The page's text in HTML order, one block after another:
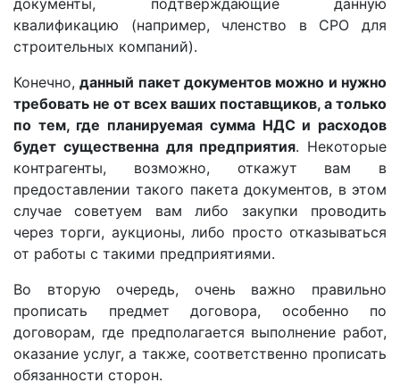
документы, подтверждающие данную
квалификацию (например, членство в СРО для
строительных компаний).
Конечно,данный пакет документов можно и нужно
требовать не от всех ваших поставщиков, а только
по тем, где планируемая сумма НДС и расходов
будет существенна для предприятия. Некоторые
контрагенты, возможно, откажут вам в
предоставлении такого пакета документов, в этом
случае советуем вам либо закупки проводить
через торги, аукционы, либо просто отказываться
от работы с такими предприятиями.
Во вторую очередь, очень важно правильно
прописать предмет договора, особенно по
договорам, где предполагается выполнение работ,
оказание услуг, а также, соответственно прописать
обязанности сторон.